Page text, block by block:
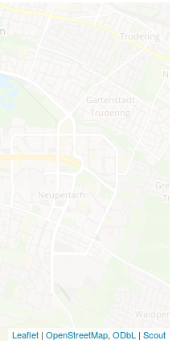
Leaflet| OpenStreetMap, ODbL | Scout